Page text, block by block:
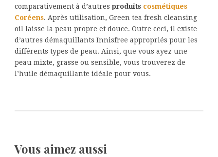
comparativement à d’autres produits cosmétiques
Coréens. Après utilisation, Green tea fresh cleansing
oil laisse la peau propre et douce. Outre ceci, il existe
d’autres démaquillants Innisfree appropriés pour les
différents types de peau. Ainsi, que vous ayez une
peau mixte, grasse ou sensible, vous trouverez de
l’huile démaquillante idéale pour vous.
Vous aimez aussi